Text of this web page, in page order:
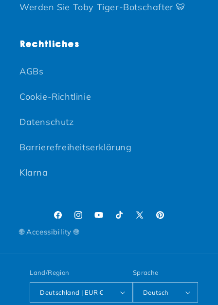
Werden Sie Toby Tiger-Botschafter 🐯
Rechtliches
AGBs
Cookie-Richtlinie
Datenschutz
Barrierefreiheitserklärung
Klarna
FacebookInstagram
YouTubeTikTokX (Twitter)
Pinterest
🌐 Accessibility 🌐
Land/Region
Deutschland | EUR €
Sprache
Deutsch